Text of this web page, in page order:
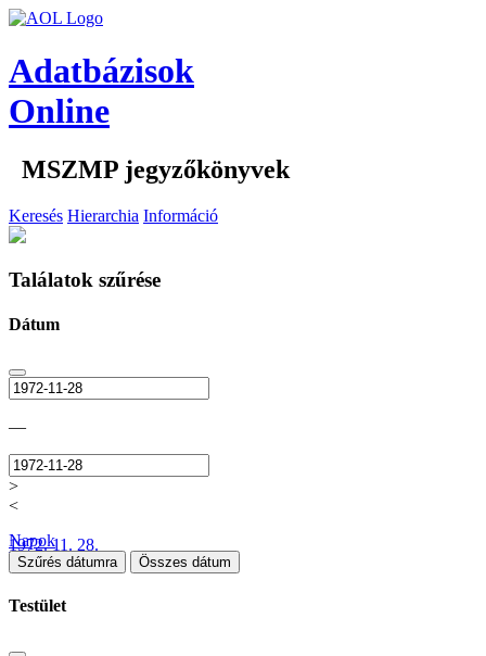
Adatbázisok
Online
MSZMP jegyzőkönyvek
Keresés Hierarchia Információ
Találatok szűrése
Dátum
—
>
<
1972. 11. 28.
Napok
Szűrés dátumra Összes dátum
Testület